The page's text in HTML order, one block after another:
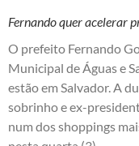
Fernando quer acelerar
O prefeito Fernando
Municipal de Águas e
estão em Salvador. A
sobrinho e ex-
num dos shoppings